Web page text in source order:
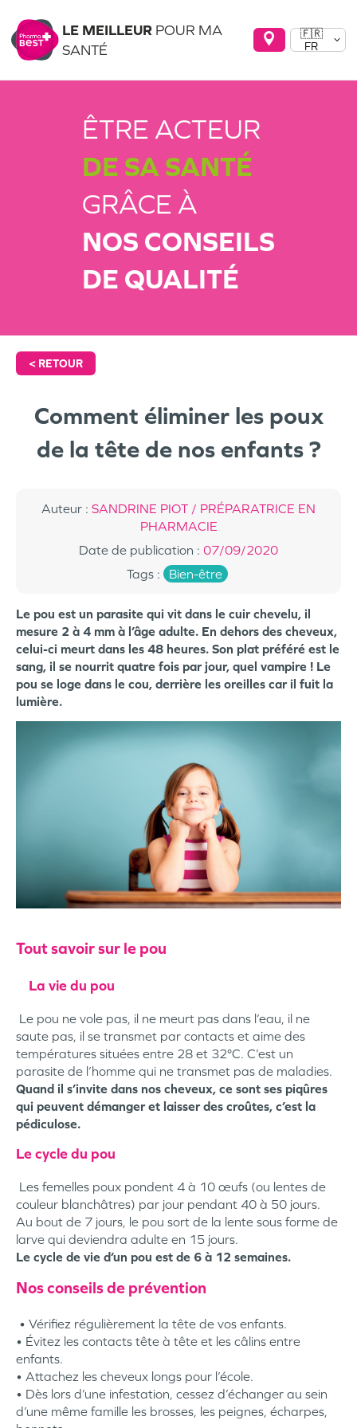
LE MEILLEUR POUR MA
SANTÉ
🇫🇷
FR
ÊTRE ACTEUR
DE SA SANTÉ
GRÂCE À
NOS CONSEILS
DE QUALITÉ
< RETOUR
Comment éliminer les poux
de la tête de nos enfants ?
Auteur : SANDRINE PIOT / PRÉPARATRICE EN
PHARMACIE
Date de publication : 07/09/2020
Tags: Bien-être
Le pou est un parasite qui vit dans le cuir chevelu, il
mesure 2 à 4 mm à l’âge adulte. En dehors des cheveux,
celui-ci meurt dans les 48 heures. Son plat préféré est le
sang, il se nourrit quatre fois par jour, quel vampire ! Le
pou se loge dans le cou, derrière les oreilles car il fuit la
lumière.
Tout savoir sur le pou
La vie du pou
Le pou ne vole pas, il ne meurt pas dans l’eau, il ne
saute pas, il se transmet par contacts et aime des
températures situées entre 28 et 32°C. C’est un
parasite de l’homme qui ne transmet pas de maladies.
Quand il s’invite dans nos cheveux, ce sont ses piqûres
qui peuvent démanger et laisser des croûtes, c’est la
pédiculose.
Le cycle du pou
Les femelles poux pondent 4 à 10 œufs (ou lentes de
couleur blanchâtres) par jour pendant 40 à 50 jours.
Au bout de 7 jours, le pou sort de la lente sous forme de
larve qui deviendra adulte en 15 jours.
Le cycle de vie d’un pou est de 6 à 12 semaines.
Nos conseils de prévention
• Vérifiez régulièrement la tête de vos enfants.
• Évitez les contacts tête à tête et les câlins entre
enfants.
• Attachez les cheveux longs pour l’école.
• Dès lors d’une infestation, cessez d’échanger au sein
d’une même famille les brosses, les peignes, écharpes,